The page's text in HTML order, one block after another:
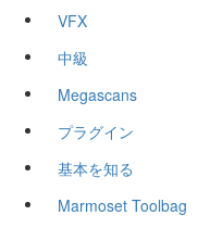
VFX
中級
Megascans
プラグイン
基本を知る
Marmoset Toolbag